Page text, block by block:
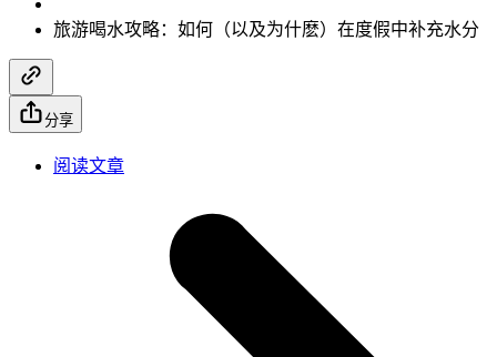
旅游喝水攻略：如何（以及为什麽）在度假中补充水分
分享
阅读文章